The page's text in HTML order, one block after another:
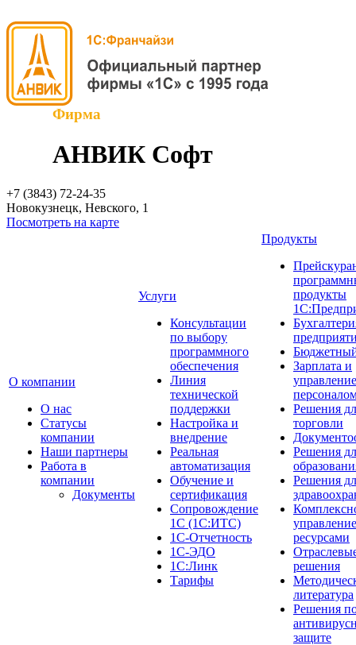
Фирма
АНВИК Софт
+7 (3843) 72-24-35
Новокузнецк, Невского, 1
Посмотреть на карте
О компании
О нас
Cтатусы
компании
Наши партнеры
Работа в
компании
Документы
Услуги
Консультации
по выбору
программного
обеспечения
Линия
технической
поддержки
Настройка и
внедрение
Реальная
автоматизация
Обучение и
сертификация
Сопровождение
1С (1С:ИТС)
1С-Отчетность
1С-ЭДО
1С:Линк
Тарифы
Продукты
продукты
Зарплата и
управление
Решения
торговли
Решения
Решения
управление
ресурсами
решения
литература
Решения
защите